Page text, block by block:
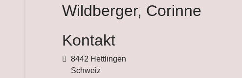
Wildberger, Corinne
Kontakt
Adresse
8442 Hettlingen
Schweiz